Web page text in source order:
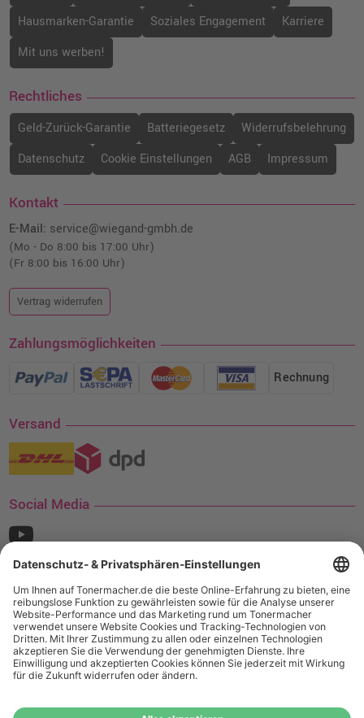
Hausmarken-Garantie
Soziales Engagement
Karriere
Mit uns werben!
Rechtliches
Geld-Zurück-Garantie Batteriegesetz
Widerrufsbelehrung
Datenschutz
Cookie Einstellungen AGB Impressum
Kontakt
E-Mail: service@wiegand-gmbh.de
(Mo - Do 8:00 bis 17:00 Uhr)
(Fr 8:00 bis 16:00 Uhr)
Vertrag widerrufen
Zahlungsmöglichkeiten
Rechnung
Versand
Social Media
¹ Nur gültig für den Versand innerhalb Deutschlands. Befindet sich ein Warenwert
von mindestens 35€ (inkl. Mwst.) an Ampertec Artikeln in Ihrem Warenkorb, ist der
Versand für Sie kostenfrei.